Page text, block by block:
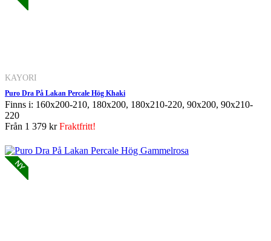
KAYORI
Puro Dra På Lakan Percale Hög Khaki
Finns i: 160x200-210, 180x200, 180x210-220, 90x200, 90x210-
220
Från 1 379 krFraktfritt!